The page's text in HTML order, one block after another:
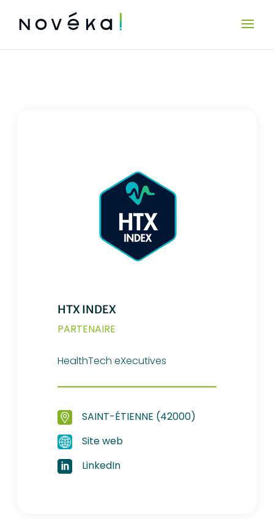
HTX INDEX
PARTENAIRE
HealthTech eXecutives
SAINT-ÉTIENNE (42000)
Site web
LinkedIn